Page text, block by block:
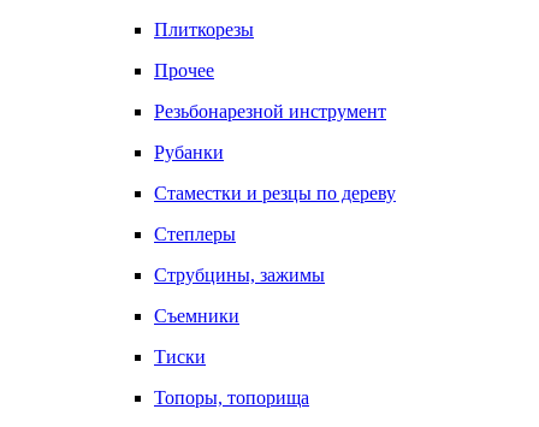
Плиткорезы
Прочее
Резьбонарезной инструмент
Рубанки
Стаместки и резцы по дереву
Степлеры
Струбцины, зажимы
Съемники
Тиски
Топоры, топорища